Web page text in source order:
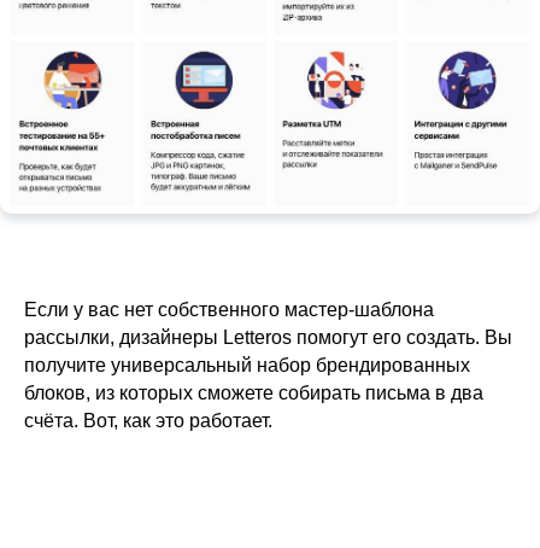
Если у вас нет собственного мастер-шаблона
рассылки, дизайнеры Letteros помогут его создать. Вы
получите универсальный набор брендированных
блоков, из которых сможете собирать письма в два
счёта. Вот, как это работает.